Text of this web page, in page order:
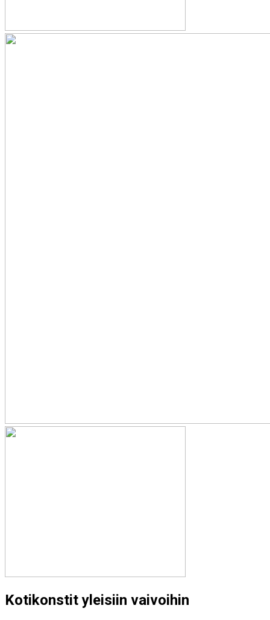
Kotikonstit yleisiin vaivoihin